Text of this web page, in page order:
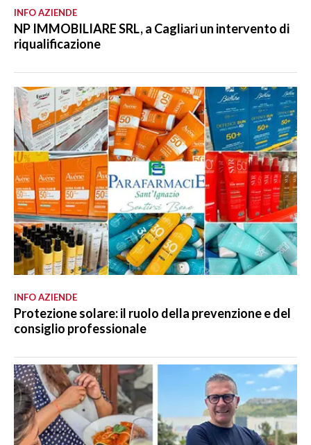
INFO AZIENDE
NP IMMOBILIARE SRL, a Cagliari un intervento di
riqualificazione
INFO AZIENDE
Protezione solare: il ruolo della prevenzione e del
consiglio professionale